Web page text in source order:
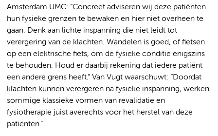
Amsterdam UMC: “Concreet adviseren wij deze patiënten
hun fysieke grenzen te bewaken en hier niet overheen te
gaan. Denk aan lichte inspanning die niet leidt tot
verergering van de klachten. Wandelen is goed, of fietsen
op een elektrische fiets, om de fysieke conditie enigszins
te behouden. Houd er daarbij rekening dat iedere patiënt
een andere grens heeft.” Van Vugt waarschuwt: “Doordat
klachten kunnen verergeren na fysieke inspanning, werken
sommige klassieke vormen van revalidatie en
fysiotherapie juist averechts voor het herstel van deze
patiënten.”